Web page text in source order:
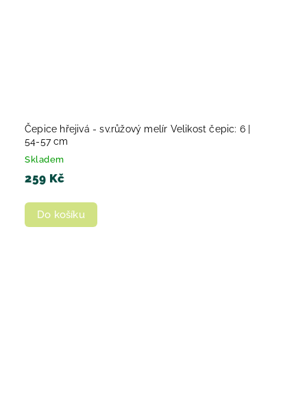
Čepice hřejivá - sv.růžový melír Velikost čepic: 6 |
54-57 cm
Skladem
259 Kč
Do košíku